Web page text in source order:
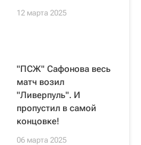
12 марта 2025
"ПСЖ" Сафонова весь
матч возил
"Ливерпуль". И
пропустил в самой
концовке!
06 марта 2025